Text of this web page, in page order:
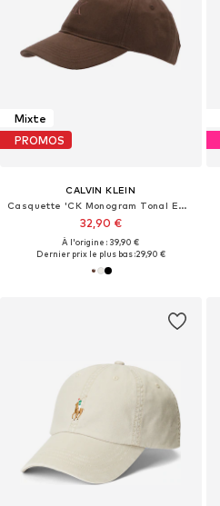
Mixte
PROMOS
CALVIN KLEIN
Casquette 'CK Monogram Tonal Embroidery Baseball'
32,90 €
À l'origine : 39,90 €
Dernier prix le plus bas :29,90 €